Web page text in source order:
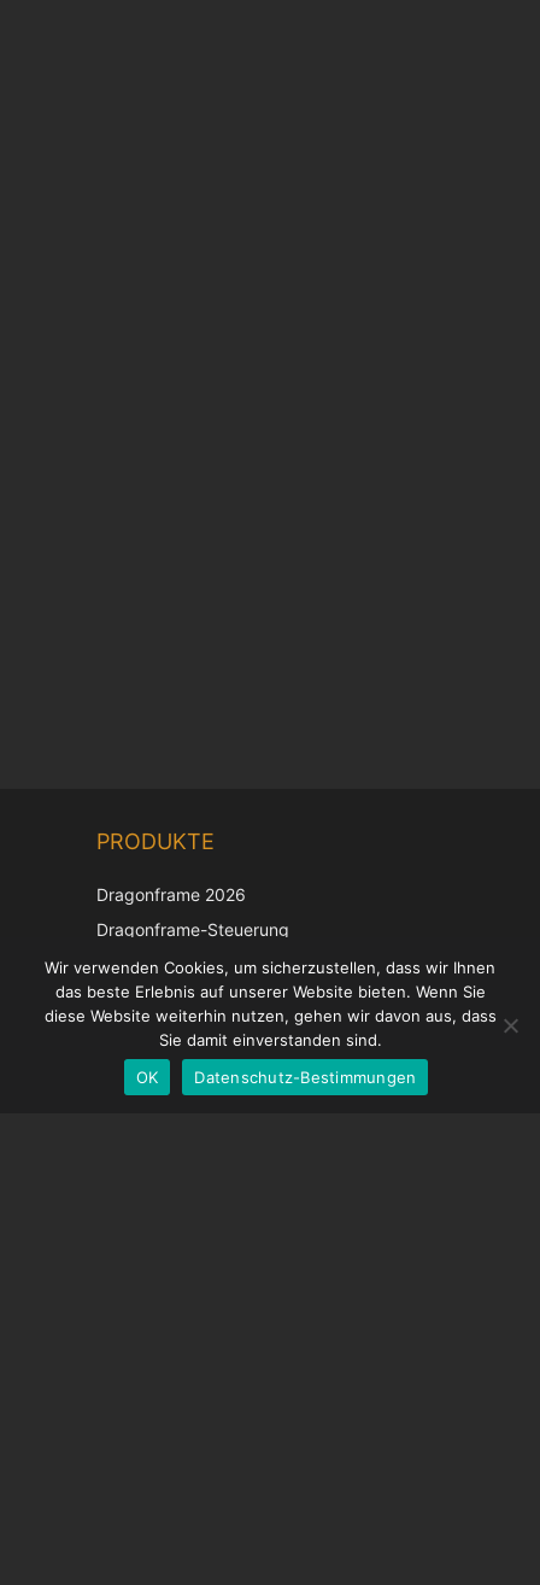
PRODUKTE
Dragonframe 2026
Dragonframe-Steuerung
DDMX-512
DMC-32
EOS LV-Korrekturkappe
Wir verwenden Cookies, um sicherzustellen, dass wir Ihnen
das beste Erlebnis auf unserer Website bieten. Wenn Sie
diese Website weiterhin nutzen, gehen wir davon aus, dass
Sie damit einverstanden sind.
OK
Datenschutz-BestimmungenGerman
Spanish
French